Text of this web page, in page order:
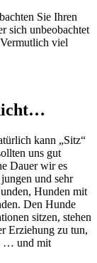
Sie Ihren
sich unbeobachtet
viel
kann „Sitz“
uns gut
Dauer wir es
und sehr
Hunden mit
Den Hunde
sitzen, stehen
Erziehung zu tun,
… und mit